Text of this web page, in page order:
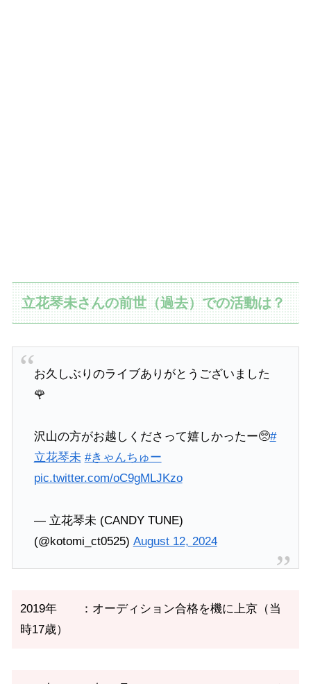
立花琴未さんの前世（過去）での活動は？
お久しぶりのライブありがとうございました
🌹
沢山の方がお越しくださって嬉しかったー🥺#
立花琴未 #きゃんちゅー
pic.twitter.com/oC9gMLJKzo
— 立花琴未 (CANDY TUNE)
(@kotomi_ct0525) August 12, 2024
2019年 ：オーディション合格を機に上京（当
時17歳）